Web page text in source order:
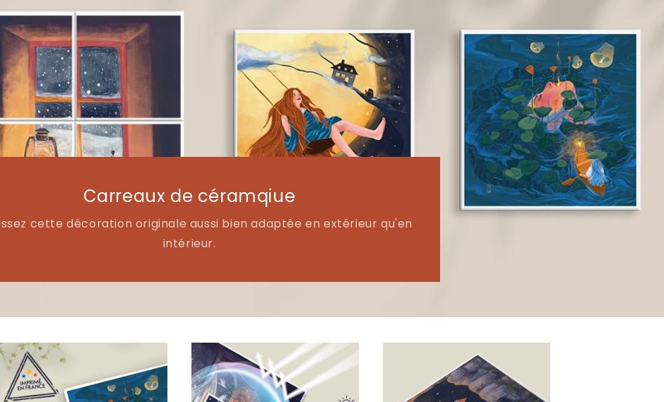
Carreaux de céramqiue
cette décoration originale aussi bien adaptée en extérieur qu'en
intérieur.